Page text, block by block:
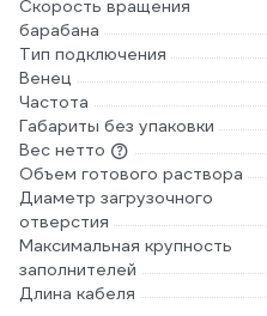
Скорость вращения
барабана
Тип подключения
Венец
Частота
Габариты без упаковки
Вес нетто
Объем готового раствора
Диаметр загрузочного
отверстия
Максимальная крупность
заполнителей
Длина кабеля